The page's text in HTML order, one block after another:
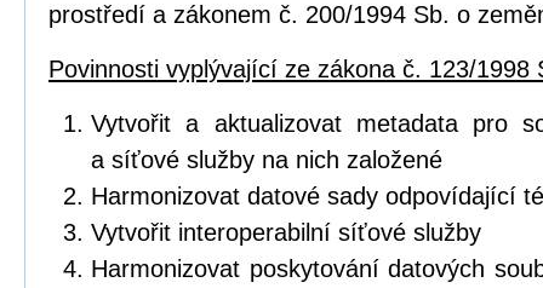
prostředí a zákonem č. 200/1994 Sb. o
Povinnosti vyplývající ze zákona č. 123/1998
Vytvořit a aktualizovat metadata pro
a síťové služby na nich založené
Harmonizovat datové sady odpovídající
Vytvořit interoperabilní síťové služby
Harmonizovat poskytování datových